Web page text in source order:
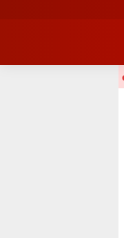
1 day ago